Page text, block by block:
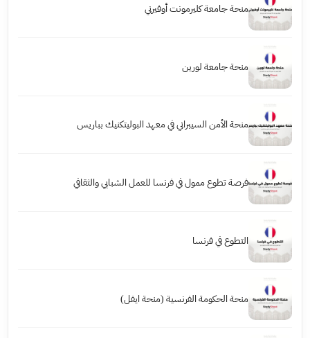
منحة جامعة كليرمونت أوفيرني
منحة جامعة لورين
منحة الأمن السيبراني في معهد البوليتكنيك بباريس
فرصة تطوع ممول في فرنسا للعمل الشبابي والثقافي
التطوع في فرنسا
منحة الحكومة الفرنسية (منحة ايفل)